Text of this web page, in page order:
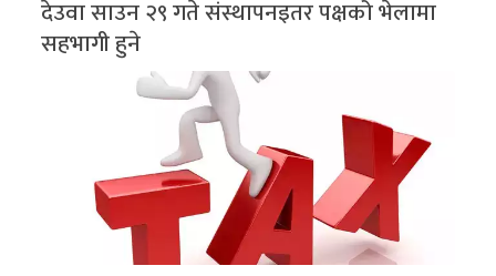
देउवा साउन २९ गते संस्थापनइतर पक्षको भेलामा
सहभागी हुने